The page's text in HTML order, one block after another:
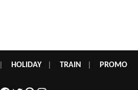
HOLIDAY| TRAIN PROMO